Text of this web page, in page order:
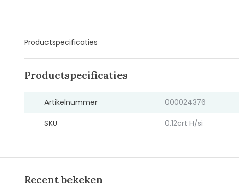
Productspecificaties
Productspecificaties
Artikelnummer 000024376
SKU 0.12crt H/si
Recent bekeken